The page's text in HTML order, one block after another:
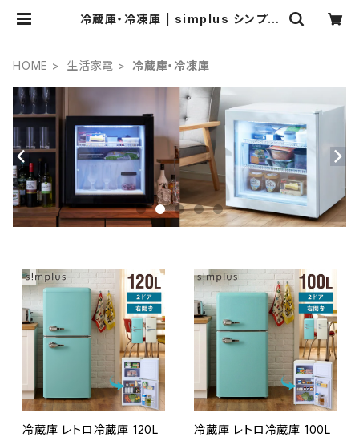
冷蔵庫・冷凍庫 | simplus シンプラ
HOME 生活家電 冷蔵庫・冷凍庫
冷蔵庫 レトロ冷蔵庫 120L
冷蔵庫 レトロ冷蔵庫 100L